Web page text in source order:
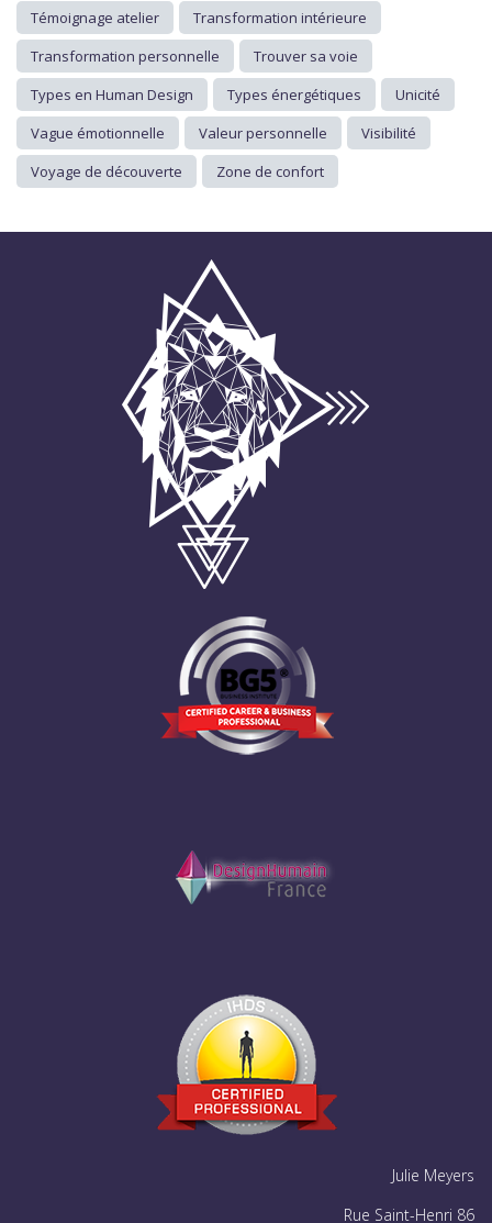
Témoignage atelier
Transformation intérieure
Transformation personnelle
Trouver sa voie
Types en Human Design
Types énergétiques
Unicité
Vague émotionnelle
Valeur personnelle
Visibilité
Voyage de découverte
Zone de confort
Julie Meyers
Rue Saint-Henri 86